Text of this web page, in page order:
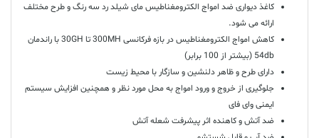
کاغذ دیواری ضد امواج الکترومغناطیس مای شیلد رد سه رنگ و طرح مختلف
ارائه می شود.
کاهش امواج الکترومغناطیس در بازه فرکانسی 300MH تا 30GH با راندمان
54db (بیشتر از 100 برابر)
دارای طرح و ظاهر دلنشین و سازگار با محیط زیست
جلوگیری از خروج و ورود امواج به محل مورد نظر و همچنین افزایش سیستم
ایمنی وای فای
ضد آتش و کاهنده اثر پیشرفت شعله آتش